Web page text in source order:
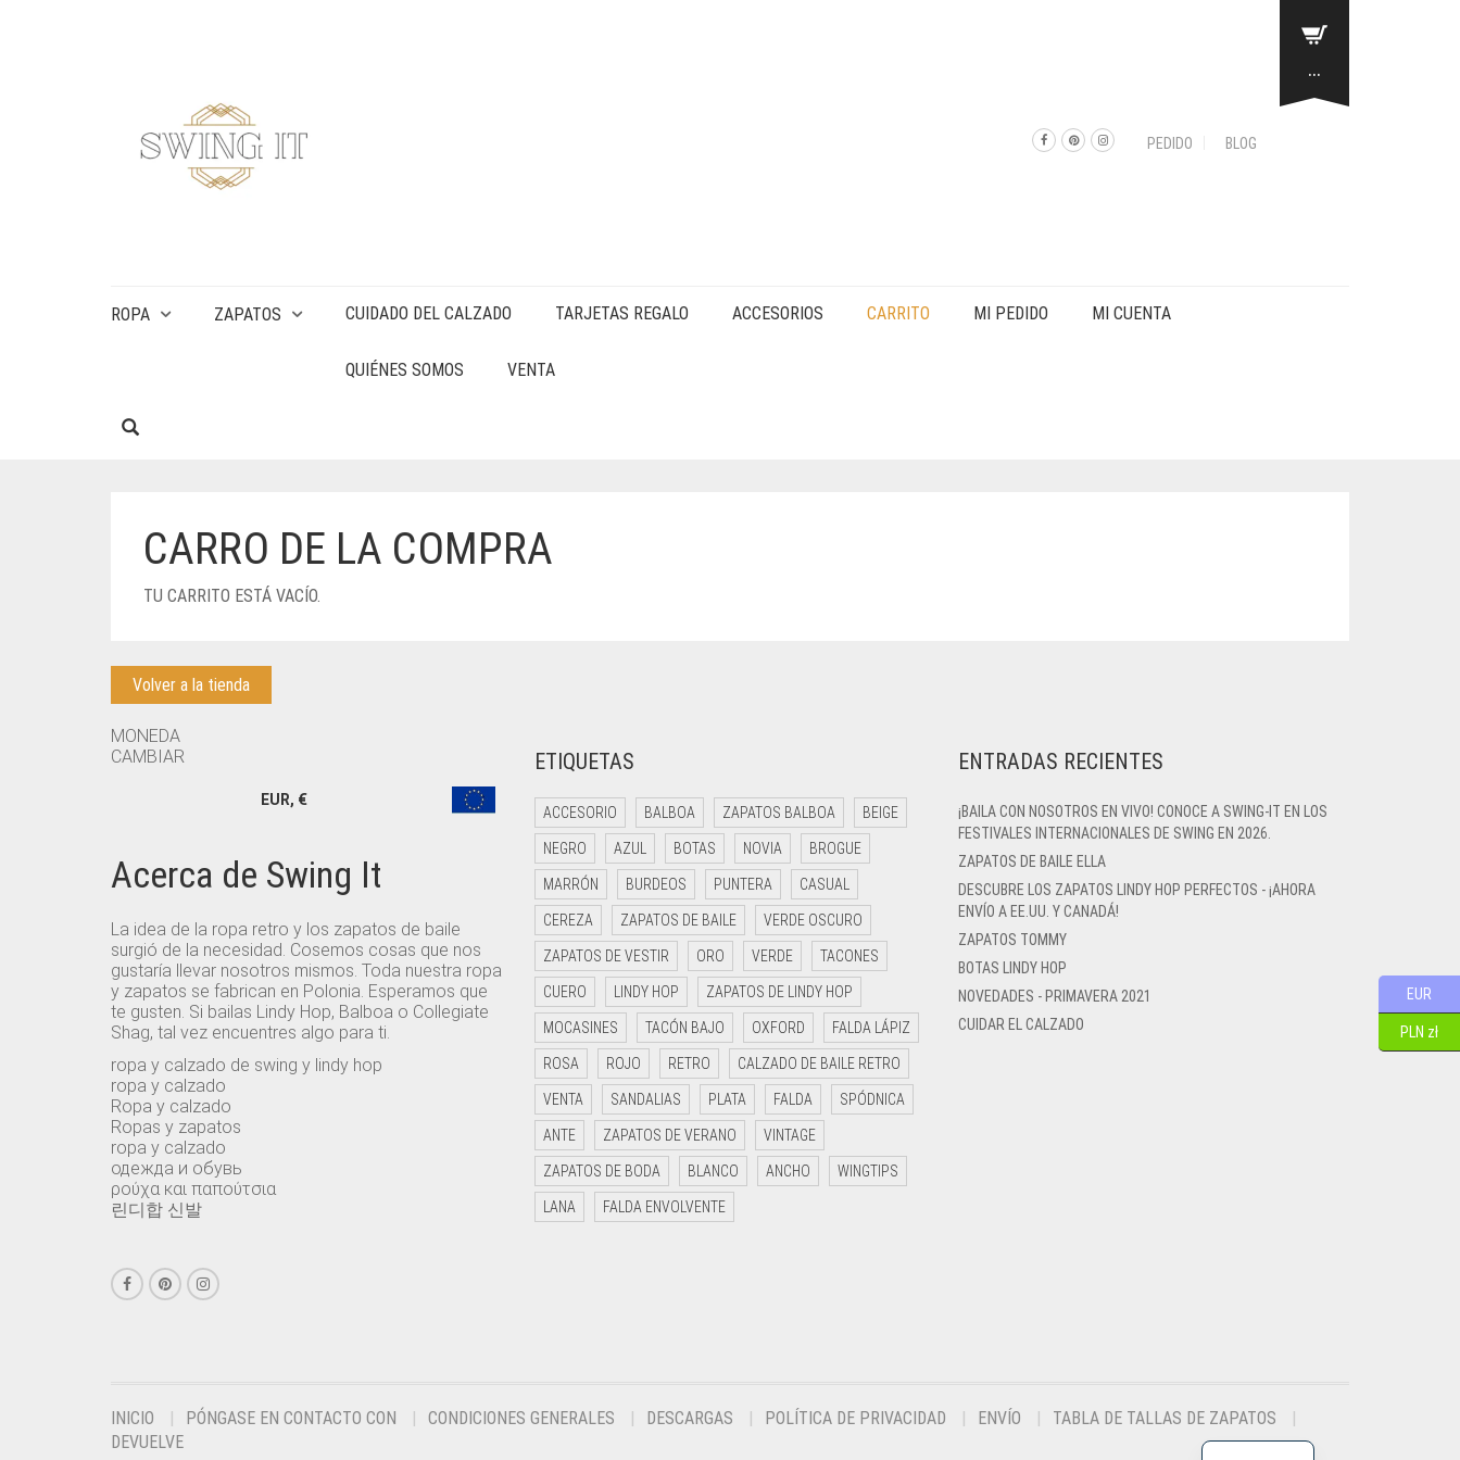
PEDIDO BLOG
...
ROPA ZAPATOS CUIDADO DEL CALZADO TARJETAS REGALO ACCESORIOS CARRITO MI PEDIDO MI CUENTA
QUIÉNES SOMOS VENTA
CARRO DE LA COMPRA
TU CARRITO ESTÁ VACÍO.
Volver a la tienda
MONEDA
CAMBIAR
EUR, €
Acerca de Swing It
La idea de la ropa retro y los zapatos de baile
surgió de la necesidad. Cosemos cosas que nos
gustaría llevar nosotros mismos. Toda nuestra ropa
y zapatos se fabrican en Polonia. Esperamos que
te gusten. Si bailas Lindy Hop, Balboa o Collegiate
Shag, tal vez encuentres algo para ti.
ropa y calzado de swing y lindy hop
ropa y calzado
Ropa y calzado
Ropas y zapatos
ropa y calzado
одежда и обувь
ρούχα και παπούτσια
린디합 신발
ETIQUETAS
ACCESORIO BALBOA ZAPATOS BALBOA BEIGE
NEGRO AZUL BOTAS NOVIA BROGUE
MARRÓN BURDEOS PUNTERA CASUAL
CEREZA ZAPATOS DE BAILE VERDE OSCURO
ZAPATOS DE VESTIR ORO VERDE TACONES
CUERO LINDY HOP ZAPATOS DE LINDY HOP
MOCASINES TACÓN BAJO OXFORD FALDA LÁPIZ
ROSA ROJO RETRO CALZADO DE BAILE RETRO
VENTA SANDALIAS PLATA FALDA SPÓDNICA
ANTE ZAPATOS DE VERANO VINTAGE
ZAPATOS DE BODA BLANCO ANCHO WINGTIPS
LANA FALDA ENVOLVENTE
ENTRADAS RECIENTES
¡BAILA CON NOSOTROS EN VIVO! CONOCE A SWING-IT EN LOS
FESTIVALES INTERNACIONALES DE SWING EN 2026.
ZAPATOS DE BAILE ELLA
DESCUBRE LOS ZAPATOS LINDY HOP PERFECTOS - ¡AHORA
ENVÍO A EE.UU. Y CANADÁ!
ZAPATOS TOMMY
BOTAS LINDY HOP
NOVEDADES - PRIMAVERA 2021
CUIDAR EL CALZADO
INICIO PÓNGASE EN CONTACTO CON CONDICIONES GENERALES DESCARGAS POLÍTICA DE PRIVACIDAD ENVÍO
TABLA DE TALLAS DE ZAPATOS
DEVUELVE
EUR
PLN zł